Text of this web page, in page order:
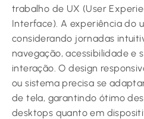
trabalho de UX (User
Interface). A experiência do
considerando jornadas
navegação, acessibilidade e
interação. O design
ou sistema precisa se
de tela, garantindo ótimo
desktops quanto em